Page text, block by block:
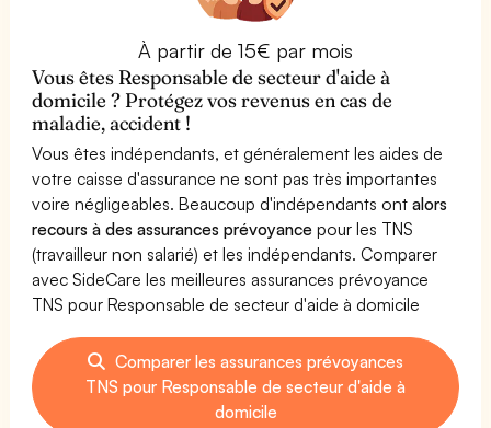
À partir de 15€ par mois
Vous êtes Responsable de secteur d'aide à
domicile ? Protégez vos revenus en cas de
maladie, accident !
Vous êtes indépendants, et généralement les aides de
votre caisse d'assurance ne sont pas très importantes
voire négligeables. Beaucoup d'indépendants ontalors
recours à des assurances prévoyance pour les TNS
(travailleur non salarié) et les indépendants. Comparer
avec SideCare les meilleures assurances prévoyance
TNS pour Responsable de secteur d'aide à domicile
Comparer les assurances prévoyances
TNS pour Responsable de secteur d'aide à
domicile